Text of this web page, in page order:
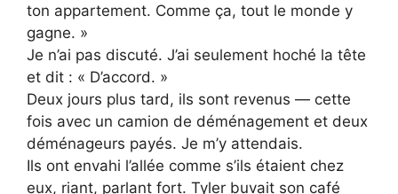
ton appartement. Comme ça, tout le monde y
gagne. »
Je n’ai pas discuté. J’ai seulement hoché la tête
et dit : « D’accord. »
Deux jours plus tard, ils sont revenus — cette
fois avec un camion de déménagement et deux
déménageurs payés. Je m’y attendais.
Ils ont envahi l’allée comme s’ils étaient chez
eux, riant, parlant fort. Tyler buvait son café